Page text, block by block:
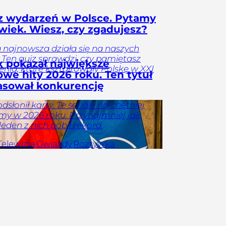
wydarzeń w Polsce. Pytamy
Wiesz, czy zgadujesz?
działa się na naszych
quiz sprawdzi, czy pamiętasz
które kształtowały Polskę w XXI
pokazał największe
hity 2026 roku. Ten tytuł
konkurencję
karty. Te seriale najchętniej
w 2026 roku. Przynajmniej jak
z nich pobił rekord.
Gwiazdy Rozrywka